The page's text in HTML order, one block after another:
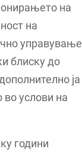
на
на
управување
блиску до
ја
во услови на
години